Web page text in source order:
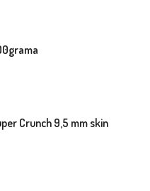
Crunch 9,5 mm skin